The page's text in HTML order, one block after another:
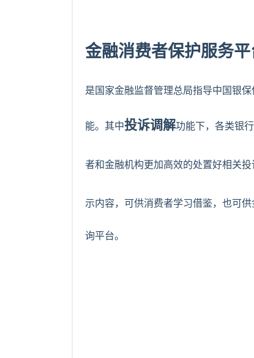
金融消费者保护服务平
是国家金融监督管理总局指导中国银
能。其中投诉调解功能下，各类银
者和金融机构更加高效的处置好相关投
示内容，可供消费者学习借鉴，也可供
询平台。